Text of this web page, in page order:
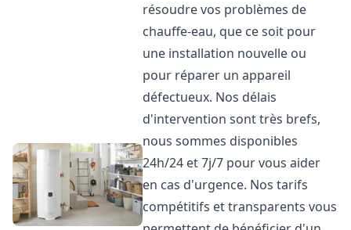
résoudre vos problèmes de
chauffe-eau, que ce soit pour
une installation nouvelle ou
pour réparer un appareil
défectueux. Nos délais
d'intervention sont très brefs,
nous sommes disponibles
24h/24 et 7j/7 pour vous aider
en cas d'urgence. Nos tarifs
compétitifs et transparents vous